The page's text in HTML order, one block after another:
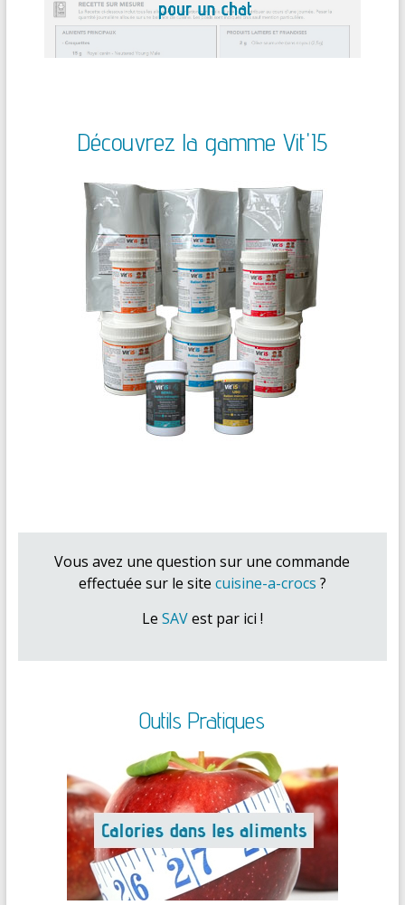
Découvrez la gamme Vit'I5
Vous avez une question sur une commande
effectuée sur le site cuisine-a-crocs ?
Le SAVest par ici !
Outils Pratiques